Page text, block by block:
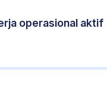
operasional aktif